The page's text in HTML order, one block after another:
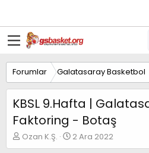
Forumlar Galatasaray Basketbol
KBSL 9.Hafta |
Faktoring - Botaş
K
o
Ozan K.Ş.
B
a
2 Ara 2022